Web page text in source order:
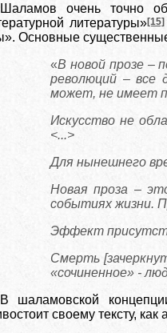
Шаламов очень точно
литературы»[15]
Основные
«В новой прозе –
революций – все
может, не имеет
Искусство не
<...>
Для нынешнего
Новая проза –
событиях жизни.
Эффект
Смерть
«сочиненное» -
В шаламовской
своему тексту,